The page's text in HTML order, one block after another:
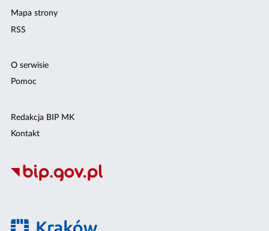
Mapa strony
RSS
O serwisie
Pomoc
Redakcja BIP MK
Kontakt